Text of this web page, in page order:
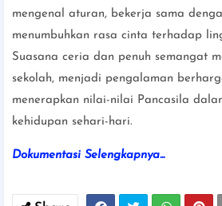
mengenal aturan, bekerja sama
menumbuhkan rasa cinta terhadap
Suasana ceria dan penuh semangat
sekolah, menjadi pengalaman
menerapkan nilai-nilai Pancasila
kehidupan sehari-hari.
Dokumentasi Selengkapnya...